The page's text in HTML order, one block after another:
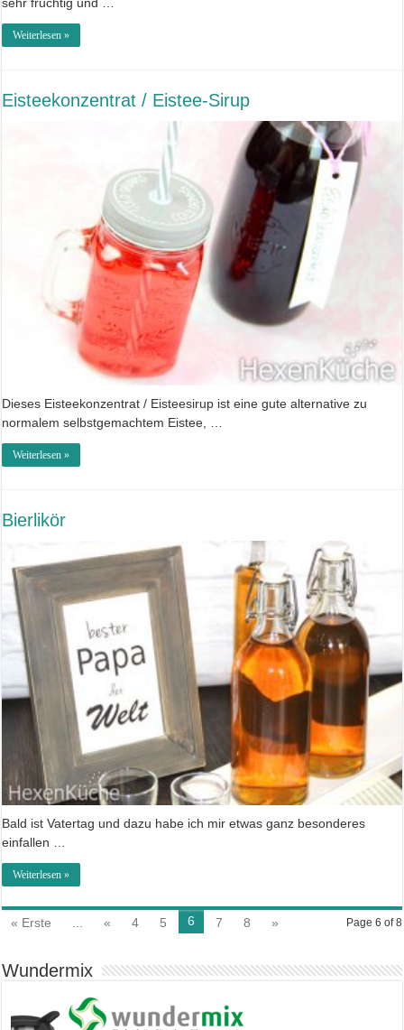
sehr fruchtig und …
Weiterlesen »
Eisteekonzentrat / Eistee-Sirup
Dieses Eisteekonzentrat / Eisteesirup ist eine gute alternative zu
normalem selbstgemachtem Eistee, …
Weiterlesen »
Bierlikör
Bald ist Vatertag und dazu habe ich mir etwas ganz besonderes
einfallen …
Weiterlesen »
Page 6 of 8
« Erste ... « 4 5 6 7 8 »
Wundermix